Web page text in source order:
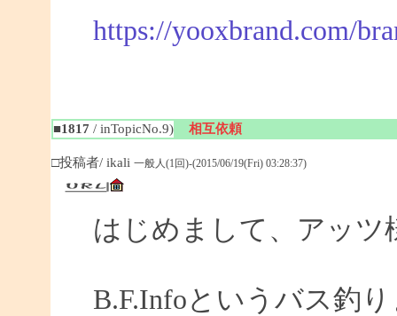
https://yooxbrand.com/
■1817 / inTopicNo.9) 相互依頼
□投稿者/ ikali 一般人(1回)-(2015/06/19(Fri) 03:28:37)
はじめまして、アッツ
B.F.Infoというバス釣